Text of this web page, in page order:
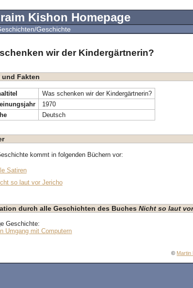
Kishon Homepage
Geschichte
wir der Kindergärtnerin?
und Fakten
Was schenken wir der Kindergärtnerin?
1970
Deutsch
kommt in folgenden Büchern vor:
Satiren
so laut vor Jericho
durch alle Geschichten des Buches Nicht so laut
Geschichte:
Umgang mit Computern
© Martin